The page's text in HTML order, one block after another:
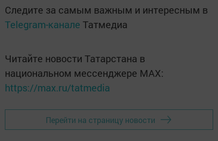
Следите за самым важным и интересным в
Telegram-канале Татмедиа
Читайте новости Татарстана в
национальном мессенджере MАХ:
https://max.ru/tatmedia
Перейти на страницу новости